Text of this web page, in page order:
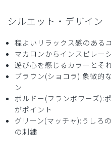
シルエット・デザイン
程よいリラックス感のある
マカロンからインスピレー
遊び心を感じるカラーとそ
ブラウン(ショコラ):象徴的
ン
ボルドー(フランボワーズ):
がポイント
グリーン(マッチャ):うしろ
の刺繍